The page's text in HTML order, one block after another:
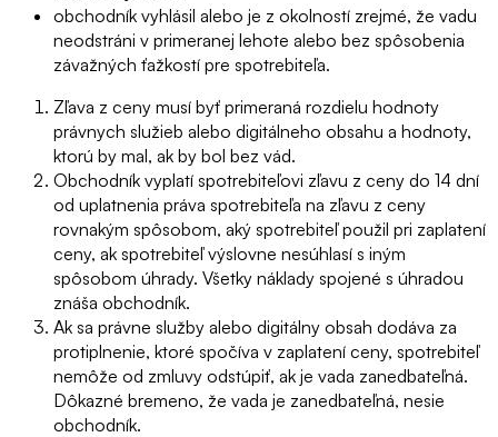
obchodník vyhlásil alebo je z okolností zrejmé, že vadu
neodstráni v primeranej lehote alebo bez spôsobenia
závažných ťažkostí pre spotrebiteľa.
Zľava z ceny musí byť primeraná rozdielu hodnoty
právnych služieb alebo digitálneho obsahu a hodnoty,
ktorú by mal, ak by bol bez vád.
Obchodník vyplatí spotrebiteľovi zľavu z ceny do 14 dní
od uplatnenia práva spotrebiteľa na zľavu z ceny
rovnakým spôsobom, aký spotrebiteľ použil pri zaplatení
ceny, ak spotrebiteľ výslovne nesúhlasí s iným
spôsobom úhrady. Všetky náklady spojené s úhradou
znáša obchodník.
Ak sa právne služby alebo digitálny obsah dodáva za
protiplnenie, ktoré spočíva v zaplatení ceny, spotrebiteľ
nemôže od zmluvy odstúpiť, ak je vada zanedbateľná.
Dôkazné bremeno, že vada je zanedbateľná, nesie
obchodník.